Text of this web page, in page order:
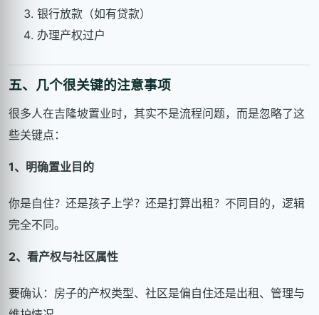
银行放款（如有贷款）
办理产权过户
五、几个很关键的注意事项
很多人在吉隆坡置业时，其实不是流程问题，而是忽略了这
些关键点：
1、明确置业目的
你是自住？还是孩子上学？还是打算出租？不同目的，逻辑
完全不同。
2、看产权与社区属性
要确认：房子的产权类型、社区是偏自住还是出租、管理与